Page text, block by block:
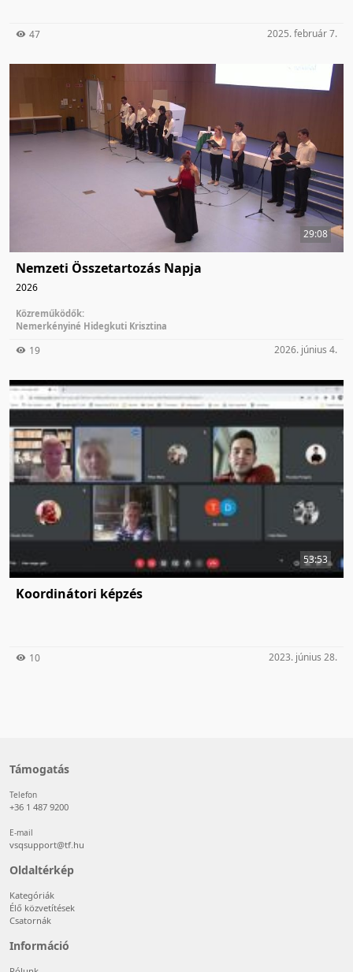
47 2025. február 7.
29:08
Nemzeti Összetartozás Napja
2026
Közreműködők:
Nemerkényiné Hidegkuti Krisztina
19 2026. június 4.
53:53
Koordinátori képzés
10 2023. június 28.
Támogatás
Telefon
+36 1 487 9200
E-mail
vsqsupport@tf.hu
Oldaltérkép
Kategóriák
Élő közvetítések
Csatornák
Információ